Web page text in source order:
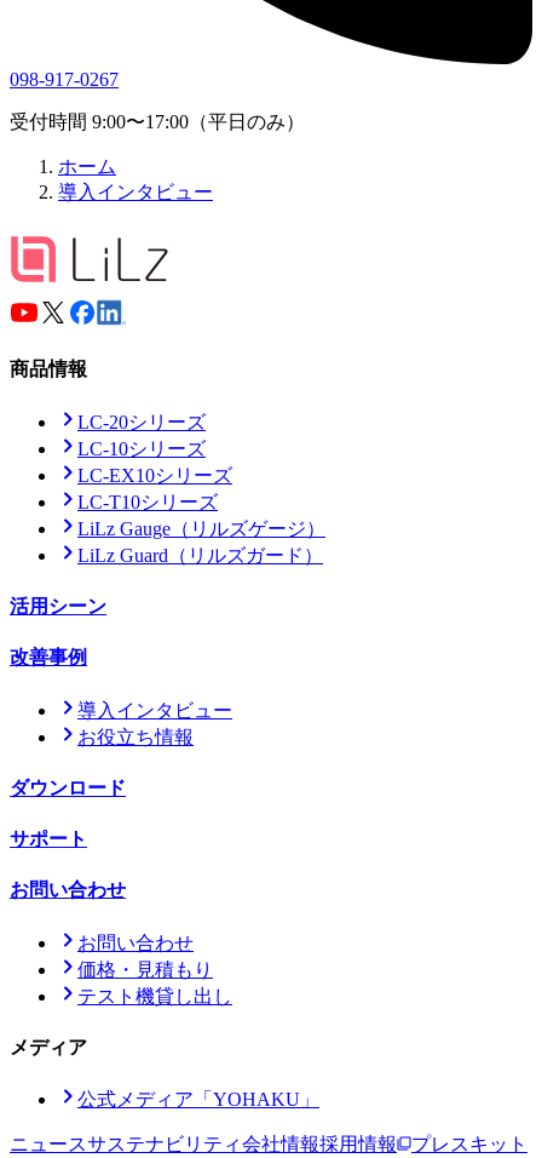
098-917-0267
受付時間 9:00〜17:00（平日のみ）
ホーム
導入インタビュー
商品情報
LC-20シリーズ
LC-10シリーズ
LC-EX10シリーズ
LC-T10シリーズ
LiLz Gauge （リルズゲージ）
LiLz Guard （リルズガード）
活用シーン
改善事例
導入インタビュー
お役立ち情報
ダウンロード
サポート
お問い合わせ
お問い合わせ
価格・見積もり
テスト機貸し出し
メディア
公式メディア「YOHAKU」
ニュースサステナビリティ会社情報採用情報
プレスキット